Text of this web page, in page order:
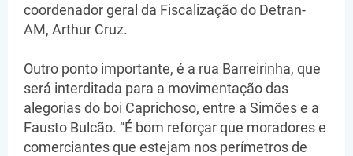
coordenador geral da Fiscalização do Detran-
AM, Arthur Cruz.
Outro ponto importante, é a rua Barreirinha, que
será interditada para a movimentação das
alegorias do boi Caprichoso, entre a Simões e a
Fausto Bulcão. “É bom reforçar que moradores e
comerciantes que estejam nos perímetros de